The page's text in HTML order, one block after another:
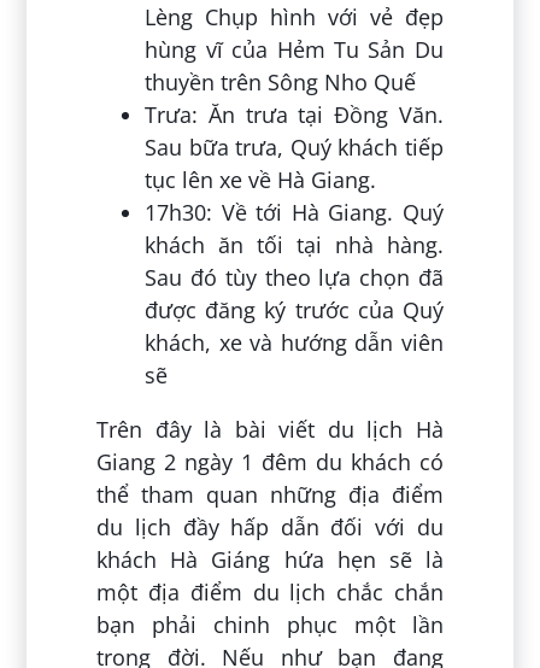
Lèng Chụp hình với vẻ đẹp
hùng vĩ của Hẻm Tu Sản Du
thuyền trên Sông Nho Quế
Trưa: Ăn trưa tại Đồng Văn.
Sau bữa trưa, Quý khách tiếp
tục lên xe về Hà Giang.
17h30: Về tới Hà Giang. Quý
khách ăn tối tại nhà hàng.
Sau đó tùy theo lựa chọn đã
được đăng ký trước của Quý
khách, xe và hướng dẫn viên
sẽ
Trên đây là bài viết du lịch Hà
Giang 2 ngày 1 đêm du khách có
thể tham quan những địa điểm
du lịch đầy hấp dẫn đối với du
khách Hà Giáng hứa hẹn sẽ là
một địa điểm du lịch chắc chắn
bạn phải chinh phục một lần
trong đời. Nếu như bạn đang